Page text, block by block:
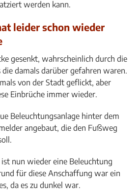
werden kann.
leider schon wieder
gesenkt, wahrscheinlich durch die
die damals darüber gefahren waren.
von der Stadt geflickt, aber
Einbrüche immer wieder.
Beleuchtungsanlage hinter dem
angebaut, die den Fußweg
nun wieder eine Beleuchtung
für diese Anschaffung war ein
da es zu dunkel war.